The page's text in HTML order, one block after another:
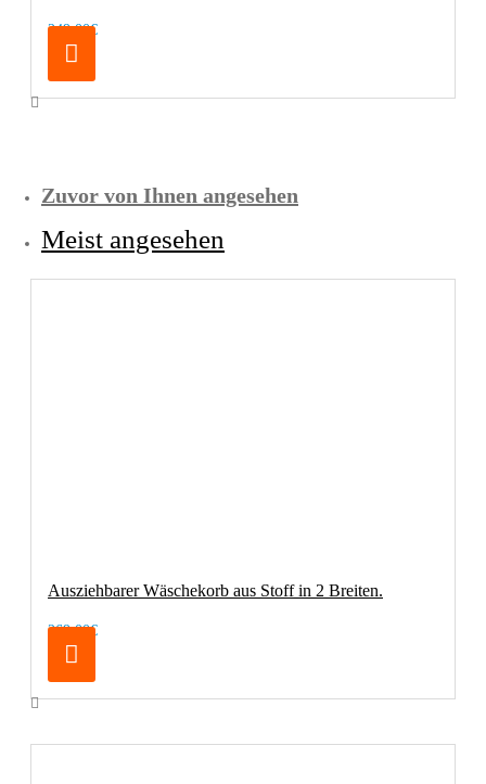
249,00€
Zuvor von Ihnen angesehen
Meist angesehen
Ausziehbarer Wäschekorb aus Stoff in 2 Breiten.
269,00€